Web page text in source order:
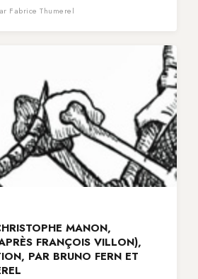
Fabrice Thumerel
MANON,
FRANÇOIS VILLON),
PAR BRUNO FERN ET